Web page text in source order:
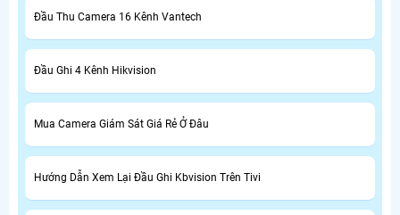
Đầu Thu Camera 16 Kênh Vantech
Đầu Ghi 4 Kênh Hikvision
Mua Camera Giám Sát Giá Rẻ Ở Đâu
Hướng Dẫn Xem Lại Đầu Ghi Kbvision Trên Tivi